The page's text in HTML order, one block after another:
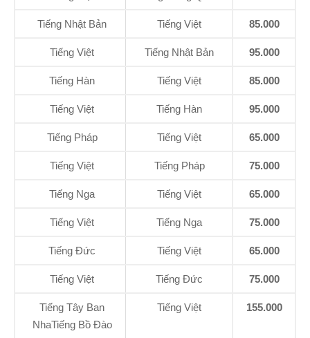
Tiếng Nhật Bản Tiếng Việt 85.000
Tiếng Việt Tiếng Nhật Bản 95.000
Tiếng Hàn Tiếng Việt 85.000
Tiếng Việt Tiếng Hàn 95.000
Tiếng Pháp Tiếng Việt 65.000
Tiếng Việt Tiếng Pháp 75.000
Tiếng Nga Tiếng Việt 65.000
Tiếng Việt Tiếng Nga 75.000
Tiếng Đức Tiếng Việt 65.000
Tiếng Việt Tiếng Đức 75.000
Tiếng Tây Ban
NhaTiếng Bồ Đào
Tiếng Việt 155.000